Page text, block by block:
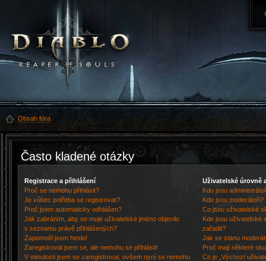
Obsah fóra
Často kladené otázky
Registrace a přihlášení
Proč se nemohu přihlásit?
Je vůbec potřeba se registrovat?
Proč jsem automaticky odhlášen?
Jak zabráním, aby se moje uživatelské jméno objevilo
v seznamu právě přihlášených?
Zapomněl jsem heslo!
Zaregistroval jsem se, ale nemohu se přihlásit!
V minulosti jsem se zaregistroval, ovšem nyní se nemohu
Uživatelské úrovně
Kdo jsou
Kdo jsou moderátoři?
Co jsou uživatelské
Kde jsou uživatelské
zařadit?
Jak se stanu
Proč mají některé
Co je „Výchozí